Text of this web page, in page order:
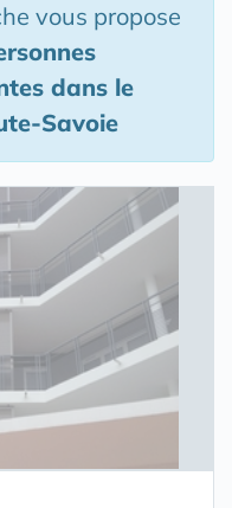
vous propose
dans le
Savoie